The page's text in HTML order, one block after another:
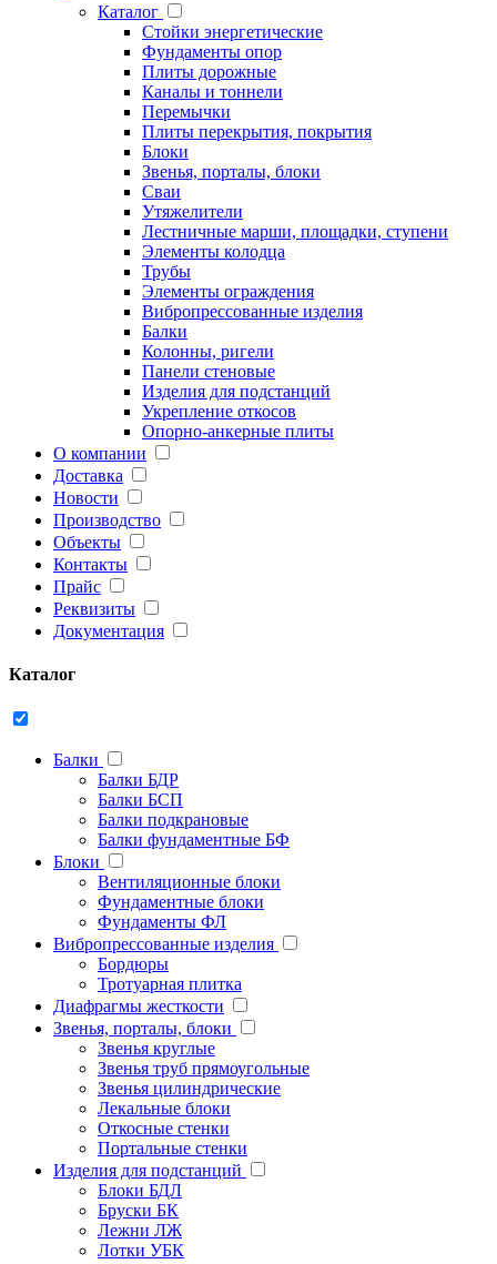
Каталог
Стойки энергетические
Фундаменты опор
Плиты дорожные
Каналы и тоннели
Перемычки
Плиты перекрытия, покрытия
Блоки
Звенья, порталы, блоки
Сваи
Утяжелители
Лестничные марши, площадки, ступени
Элементы колодца
Трубы
Элементы ограждения
Вибропрессованные изделия
Балки
Колонны, ригели
Панели стеновые
Изделия для подстанций
Укрепление откосов
Опорно-анкерные плиты
О компании
Доставка
Новости
Производство
Объекты
Контакты
Прайс
Реквизиты
Документация
Каталог
Балки
Балки БДР
Балки БСП
Балки подкрановые
Балки фундаментные БФ
Блоки
Вентиляционные блоки
Фундаментные блоки
Фундаменты ФЛ
Вибропрессованные изделия
Бордюры
Тротуарная плитка
Диафрагмы жесткости
Звенья, порталы, блоки
Звенья круглые
Звенья труб прямоугольные
Звенья цилиндрические
Лекальные блоки
Откосные стенки
Портальные стенки
Изделия для подстанций
Блоки БДЛ
Бруски БК
Лежни ЛЖ
Лотки УБК